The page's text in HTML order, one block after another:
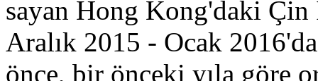
sayan Hong Kong'daki
Aralık 2015 - Ocak
önce, bir önceki yıla göre